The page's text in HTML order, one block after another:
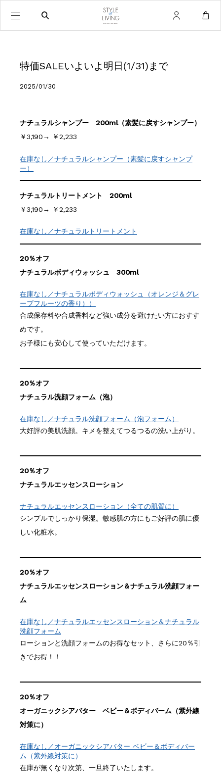
特価SALEいよいよ明日(1/31)まで
2025/01/30
ナチュラルシャンプー 200ml（素髪に戻すシャンプー）
￥3,190→ ￥2,233
在庫なし／ナチュラルシャンプー（素髪に戻すシャンプ
ー）
ナチュラルトリートメント 200ml
￥3,190→ ￥2,233
在庫なし／ナチュラルトリートメント
20％オフ
ナチュラルボディウォッシュ 300ml
在庫なし／ナチュラルボディウォッシュ（オレンジ＆グレ
ープフルーツの香り））
合成保存料や合成香料など強い成分を避けたい方におすす
めです。
お子様にも安心して使っていただけます。
20％オフ
ナチュラル洗顔フォーム（泡）
在庫なし／ナチュラル洗顔フォーム（泡フォーム）
大好評の美肌洗顔。キメを整えてつるつるの洗い上がり。
20％オフ
ナチュラルエッセンスローション
ナチュラルエッセンスローション（全ての肌質に）
シンプルでしっかり保湿。敏感肌の方にもご好評の肌に優
しい化粧水。
20％オフ
ナチュラルエッセンスローション＆ナチュラル洗顔フォー
ム
在庫なし／ナチュラルエッセンスローション＆ナチュラル
洗顔フォーム
ローションと洗顔フォームのお得なセット、さらに20％引
きでお得！！
20％オフ
オーガニックシアバター ベビー＆ボディバーム（紫外線
対策に）
在庫なし／オーガニックシアバター ベビー＆ボディバー
ム（紫外線対策に）
在庫が無くなり次第、一旦終了いたします。